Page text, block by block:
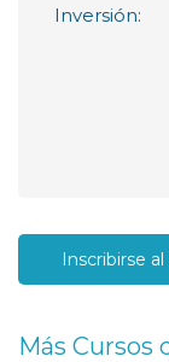
Inversión:
Inscribirse al
Más Cursos